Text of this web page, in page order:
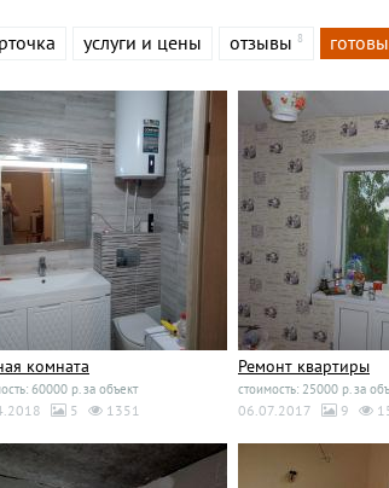
услуги и цены отзывы 8
комната
60000 р. за объект
5 1351
Ремонт квартиры
стоимость: 25000 р. за
06.07.2017 9